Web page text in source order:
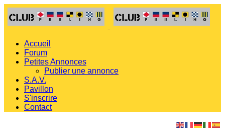
Accueil
Forum
Petites Annonces
Publier une annonce
S.A.V.
Pavillon
S'inscrire
Contact